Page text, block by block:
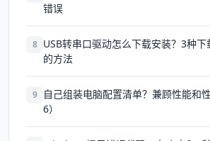
错误
8 USB转串口驱动怎么下载安装？3种
的方法
9
自己组装电脑配置清单？兼顾性能和
6）